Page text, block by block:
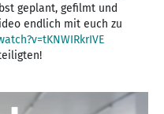
geplant, gefilmt und
endlich mit euch zu